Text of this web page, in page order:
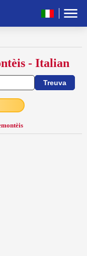
- Italian